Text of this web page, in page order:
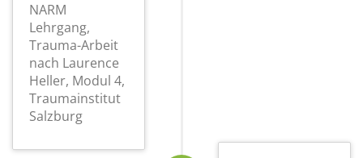
NARM
Lehrgang,
Trauma-Arbeit
nach Laurence
Heller, Modul 4,
Traumainstitut
Salzburg